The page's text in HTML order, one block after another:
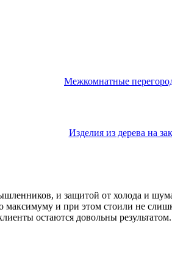
Межкомнатные
Изделия из дерева на
и защитой от холода и
максимуму и при этом стоили не
остаются довольны